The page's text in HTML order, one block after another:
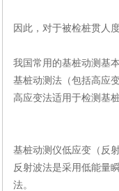
因此，对于被检桩贯人
我国常用的基桩动测基
基桩动测法（包括高应
高应变法适用于检测基
基桩动测仪低应变（反
反射波法是采用低能量
法。